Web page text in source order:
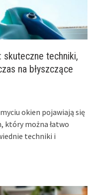
skuteczne techniki,
na błyszczące
okien pojawiają się
który można łatwo
techniki i